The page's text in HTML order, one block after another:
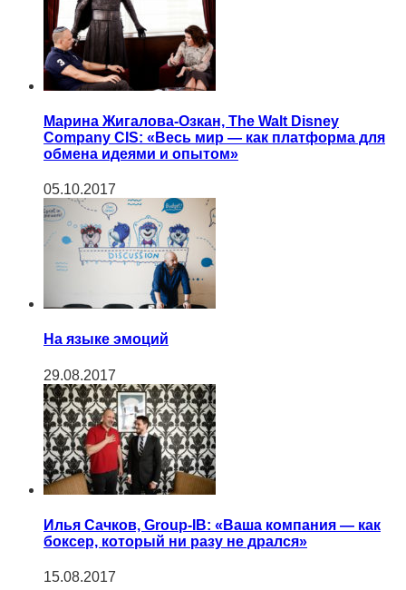
Марина Жигалова-Озкан, The Walt Disney
Company CIS: «Весь мир — как платформа для
обмена идеями и опытом»
05.10.2017
На языке эмоций
29.08.2017
Илья Сачков, Group-IB: «Ваша компания — как
боксер, который ни разу не дрался»
15.08.2017